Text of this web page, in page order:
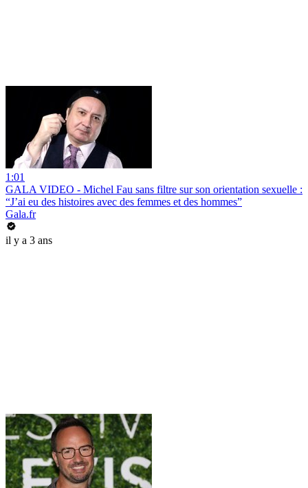
1:01
GALA VIDEO - Michel Fau sans filtre sur son orientation sexuelle :
“J’ai eu des histoires avec des femmes et des hommes”
Gala.fr
il y a 3 ans